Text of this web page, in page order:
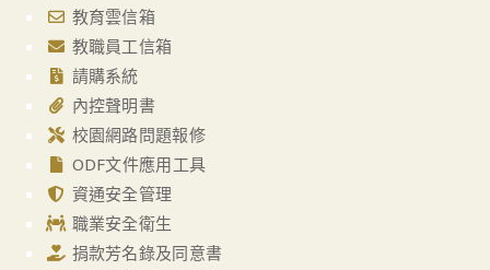
教育雲信箱
教職員工信箱
請購系統
內控聲明書
校園網路問題報修
ODF文件應用工具
資通安全管理
職業安全衛生
捐款芳名錄及同意書